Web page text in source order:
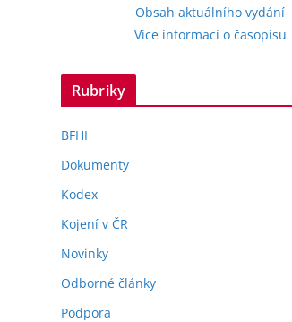
Obsah aktuálního vydání
Více informací o časopisu
Rubriky
BFHI
Dokumenty
Kodex
Kojení v ČR
Novinky
Odborné články
Podpora